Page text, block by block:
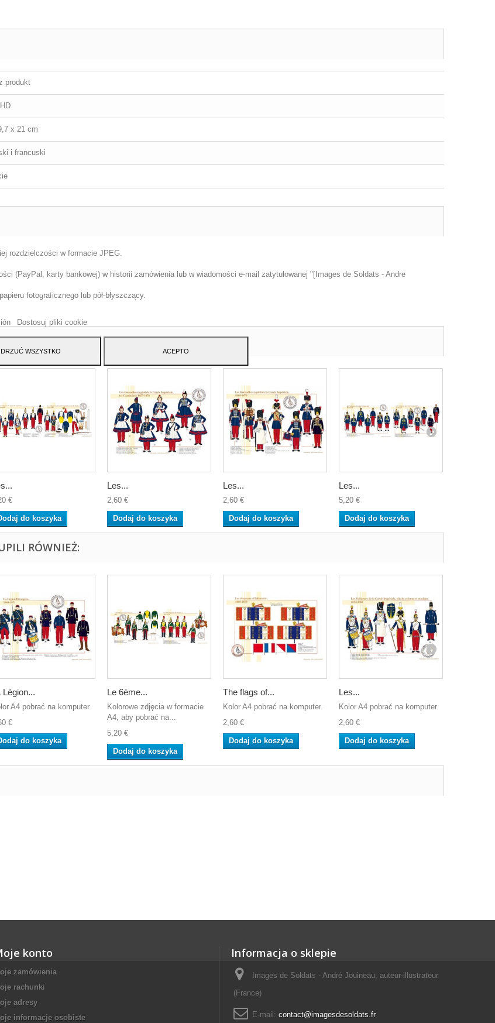
produkt
x 21 cm
i francuski
rozdzielczości w formacie JPEG.
(PayPal, karty bankowej) w historii zamówienia lub w wiadomości e-mail zatytułowanej "[Images de Soldats - Andre
fotograficznego lub pół-błyszczący.
€
do koszyka
Les...
2,60 €
Dodaj do koszyka
Les...
2,60 €
Dodaj do koszyka
Les...
5,20 €
Dodaj do koszyka
RÓWNIEŻ:
Légion...
A4 pobrać na komputer.
€
do koszyka
Le 6ème...
Kolorowe zdjęcia w formacie
A4, aby pobrać na...
5,20 €
Dodaj do koszyka
The flags of...
Kolor A4 pobrać na komputer.
2,60 €
Dodaj do koszyka
Les...
Kolor A4 pobrać na komputer.
2,60 €
Dodaj do koszyka
konto
zamówienia
rachunki
adresy
informacje osobiste
Informacja o sklepie
Images de Soldats - André Jouineau, auteur-illustrateur
(France)
E-mail: contact@imagesdesoldats.fr
z w?asnych plików cookie i plików cookie stron trzecich w celu
us?ug i pokazywa? Ci reklamy zwi?zane z Twoimi preferencjami,
nawyki nawigacja. Aby wyrazi? zgod? na jego u?ycie, naci?nij
Dostosuj pliki cookie
WSZYSTKO ACEPTO